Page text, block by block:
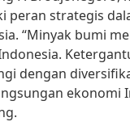
peran strategis
“Minyak bumi
dengan
ekonomi